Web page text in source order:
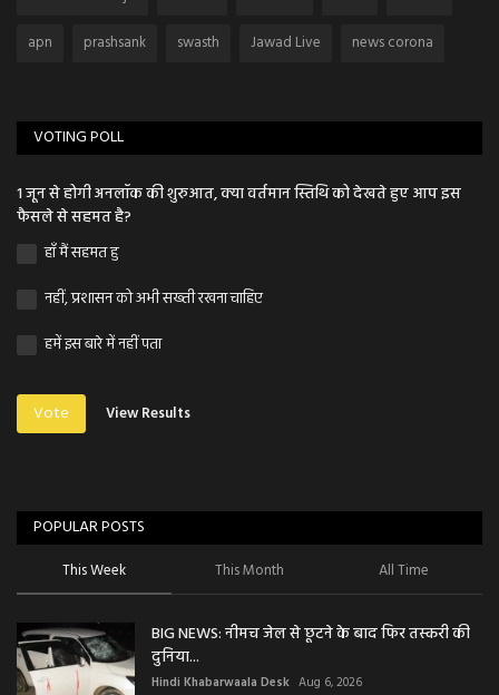
apn
prashsank swasth Jawad Live news corona
VOTING POLL
1 जून से होगी अनलॉक की शुरुआत, क्या वर्तमान स्तिथि को देखते हुए आप इस
फैसले से सहमत है?
हाँ मैं सहमत हु
नहीं, प्रशासन को अभी सख्ती रखना चाहिए
हमें इस बारे में नहीं पता
Vote View Results
POPULAR POSTS
This Week This Month All Time
BIG NEWS: नीमच जेल से छूटने के बाद फिर तस्करी की
दुनिया...
Hindi Khabarwaala Desk Aug 6, 2026